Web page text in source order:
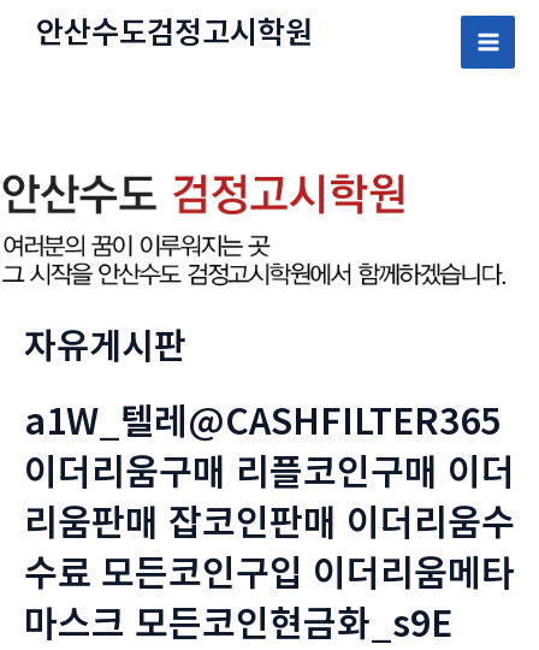
너
뛰
기
안산수도검정고시학원
Main
자유게시판
a1W_텔레@CASHFILTER365
이더리움구매 리플코인구매 이더
리움판매 잡코인판매 이더리움수
수료 모든코인구입 이더리움메타
마스크 모든코인현금화_s9E